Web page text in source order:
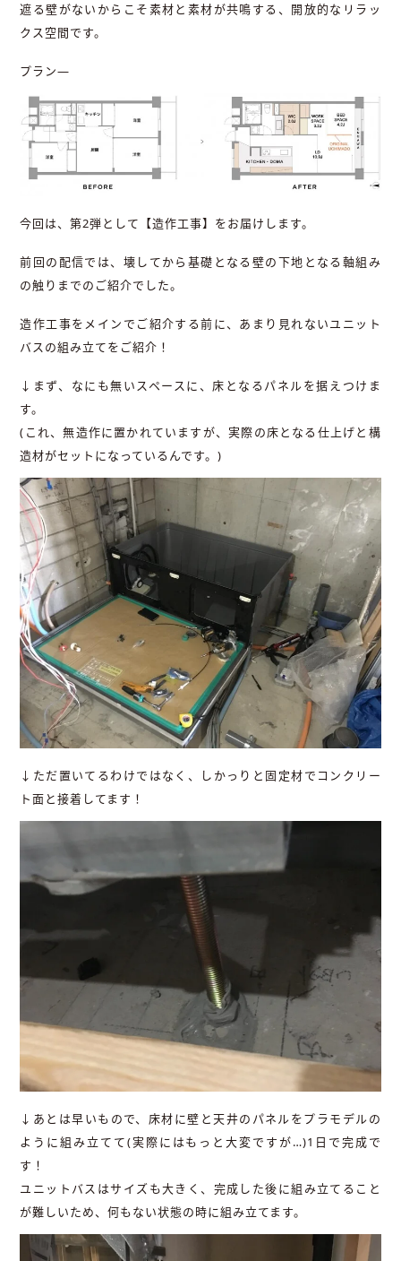
遮る壁がないからこそ素材と素材が共鳴する、開放的なリラッ
クス空間です。
プラン—
今回は、第2弾として【造作工事】をお届けします。
前回の配信では、壊してから基礎となる壁の下地となる軸組み
の触りまでのご紹介でした。
造作工事をメインでご紹介する前に、あまり見れないユニット
バスの組み立てをご紹介！
↓まず、なにも無いスペースに、床となるパネルを据えつけま
す。
(これ、無造作に置かれていますが、実際の床となる仕上げと構
造材がセットになっているんです。)
↓ただ置いてるわけではなく、しかっりと固定材でコンクリー
ト面と接着してます！
↓あとは早いもので、床材に壁と天井のパネルをプラモデルの
ように組み立てて(実際にはもっと大変ですが…)1日で完成で
す！
ユニットバスはサイズも大きく、完成した後に組み立てること
が難しいため、何もない状態の時に組み立てます。